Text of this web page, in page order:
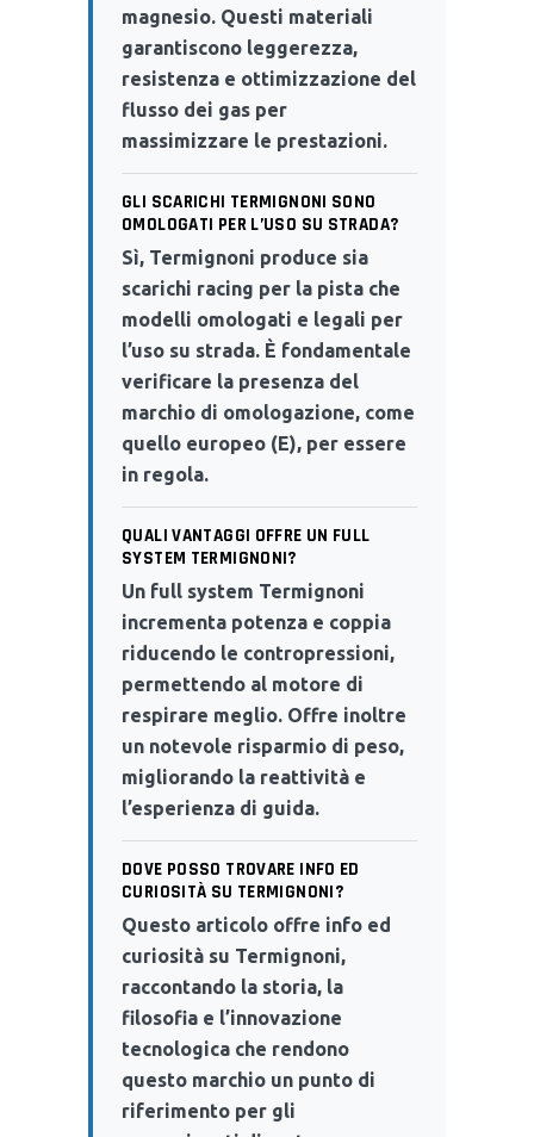
magnesio. Questi materiali
garantiscono leggerezza,
resistenza e ottimizzazione del
flusso dei gas per
massimizzare le prestazioni.
GLI SCARICHI TERMIGNONI SONO
OMOLOGATI PER L’USO SU STRADA?
Sì, Termignoni produce sia
scarichi racing per la pista che
modelli omologati e legali per
l’uso su strada. È fondamentale
verificare la presenza del
marchio di omologazione, come
quello europeo (E), per essere
in regola.
QUALI VANTAGGI OFFRE UN FULL
SYSTEM TERMIGNONI?
Un full system Termignoni
incrementa potenza e coppia
riducendo le contropressioni,
permettendo al motore di
respirare meglio. Offre inoltre
un notevole risparmio di peso,
migliorando la reattività e
l’esperienza di guida.
DOVE POSSO TROVARE INFO ED
CURIOSITÀ SU TERMIGNONI?
Questo articolo offre info ed
curiosità su Termignoni,
raccontando la storia, la
filosofia e l’innovazione
tecnologica che rendono
questo marchio un punto di
riferimento per gli